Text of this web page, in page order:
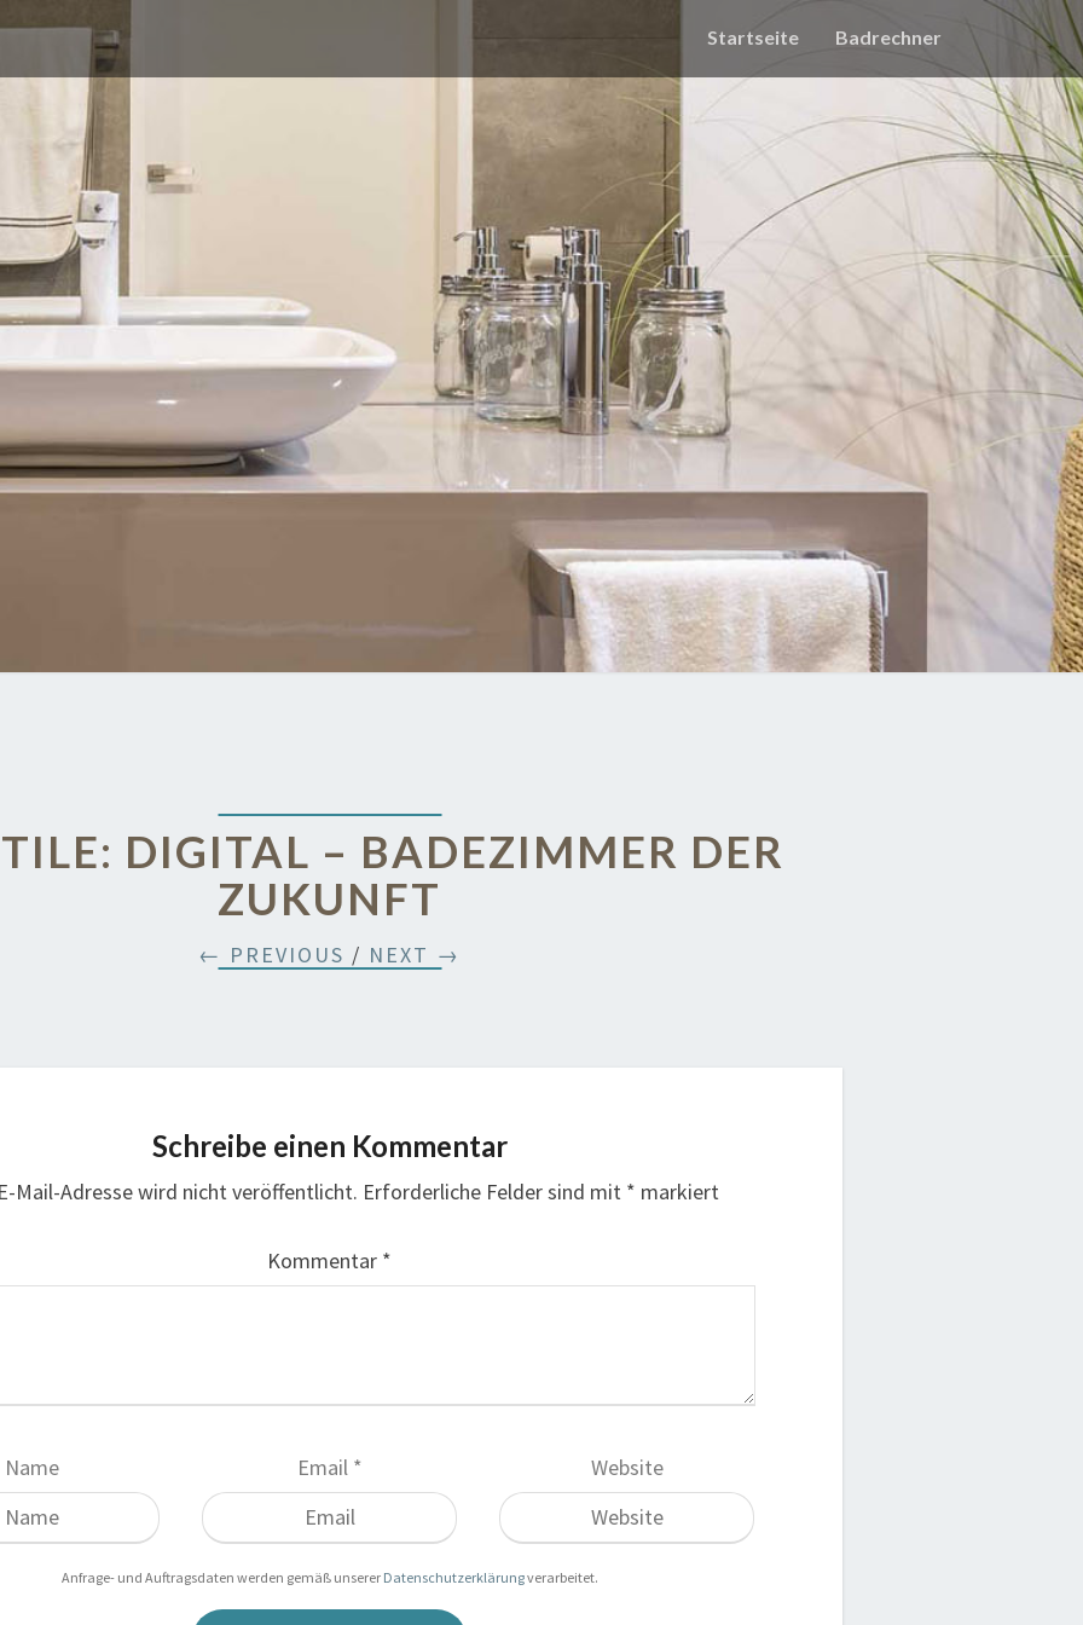
Startseite Badrechner
DIGITAL – BADEZIMMER DER
ZUKUNFT
← PREVIOUS / NEXT →
Schreibe einen Kommentar
Mail-Adresse wird nicht veröffentlicht. Erforderliche Felder sind mit * markiert
Kommentar *
Name Email * Website
Anfrage- und Auftragsdaten werden gemäß unserer Datenschutzerklärungverarbeitet.